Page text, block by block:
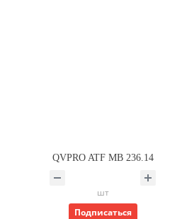
QVPRO ATF MB 236.14
шт
Подписаться